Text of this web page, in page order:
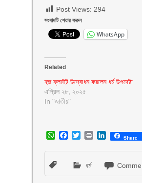
Post Views: 294
সংবাদটি শেয়ার করুন
WhatsApp
Related
হজ ফ্লাইট উদ্বোধন করলেন ধর্ম উপদেষ্টা
এপ্রিল ২৮, ২০২৫
In "জাতীয়"
WhatsApp
Facebook
Twitter
Print LinkedIn
Share
ধর্ম